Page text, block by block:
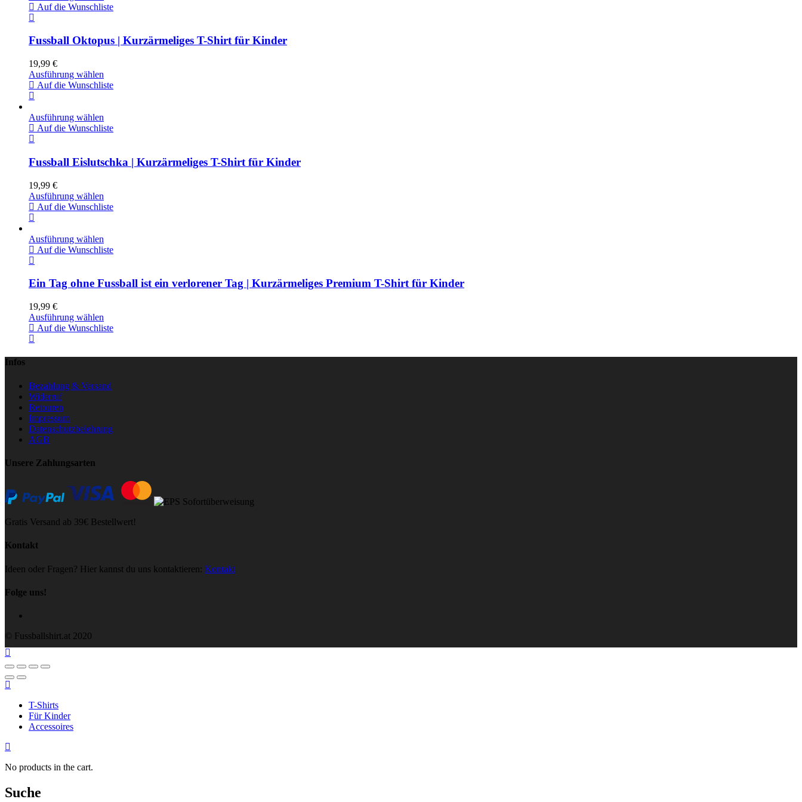
Auf die Wunschliste
Fussball Oktopus | Kurzärmeliges T-Shirt für Kinder
19,99 €
Ausführung wählen
Auf die Wunschliste
Ausführung wählen
Auf die Wunschliste
Fussball Eislutschka | Kurzärmeliges T-Shirt für Kinder
19,99 €
Ausführung wählen
Auf die Wunschliste
Ausführung wählen
Auf die Wunschliste
Ein Tag ohne Fussball ist ein verlorener Tag | Kurzärmeliges Premium T-Shirt für Kinder
19,99 €
Ausführung wählen
Auf die Wunschliste
Infos
Bezahlung & Versand
Widerruf
Retouren
Impressum
Datenschutzbelehrung
AGB
Unsere Zahlungsarten
Gratis Versand ab 39€ Bestellwert!
Kontakt
Ideen oder Fragen? Hier kannst du uns kontaktieren: Kontakt
Folge uns!
© Fussballshirt.at 2020
T-Shirts
Für Kinder
Accessoires
No products in the cart.
Suche